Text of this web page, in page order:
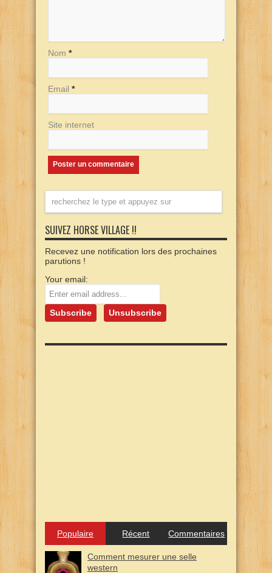
Nom *
Email *
Site internet
SUIVEZ HORSE VILLAGE !!
Recevez une notification lors des prochaines
parutions !
Your email:
Populaire Récent Commentaires
Comment mesurer une selle
western